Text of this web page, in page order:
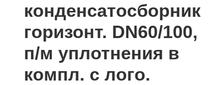
конденсатосборник
горизонт. DN60/100,
п/м уплотнения в
компл. с лого.